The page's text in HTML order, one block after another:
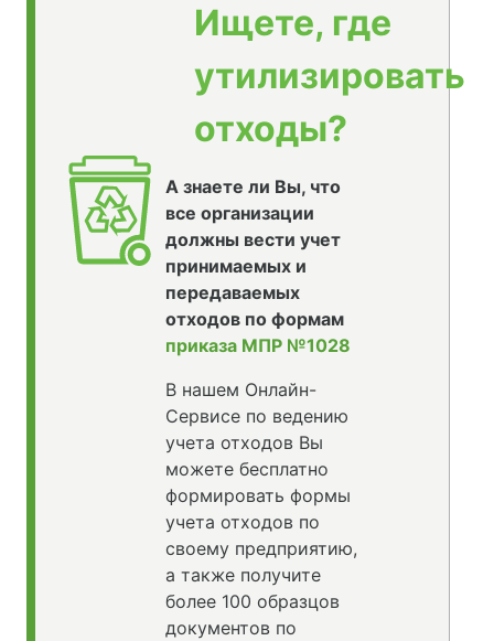
Ищете, где
утилизировать
отходы?
А знаете ли Вы, что
все организации
должны вести учет
принимаемых и
передаваемых
отходов по формам
приказа МПР №1028
В нашем Онлайн-
Сервисе по ведению
учета отходов Вы
можете бесплатно
формировать формы
учета отходов по
своему предприятию,
а также получите
более 100 образцов
документов по